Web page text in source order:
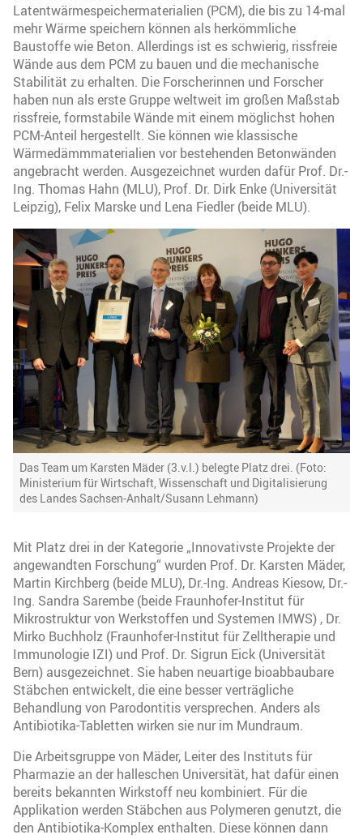
Latentwärmespeichermaterialien (PCM), die bis zu 14-mal
mehr Wärme speichern können als herkömmliche
Baustoffe wie Beton. Allerdings ist es schwierig, rissfreie
Wände aus dem PCM zu bauen und die mechanische
Stabilität zu erhalten. Die Forscherinnen und Forscher
haben nun als erste Gruppe weltweit im großen Maßstab
rissfreie, formstabile Wände mit einem möglichst hohen
PCM-Anteil hergestellt. Sie können wie klassische
Wärmedämmmaterialien vor bestehenden Betonwänden
angebracht werden. Ausgezeichnet wurden dafür Prof. Dr.-
Ing. Thomas Hahn (MLU), Prof. Dr. Dirk Enke (Universität
Leipzig), Felix Marske und Lena Fiedler (beide MLU).
Das Team um Karsten Mäder (3.v.l.) belegte Platz drei. (Foto:
Ministerium für Wirtschaft, Wissenschaft und Digitalisierung
des Landes Sachsen-Anhalt/Susann Lehmann)
Mit Platz drei in der Kategorie „Innovativste Projekte der
angewandten Forschung“ wurden Prof. Dr. Karsten Mäder,
Martin Kirchberg (beide MLU), Dr.-Ing. Andreas Kiesow, Dr.-
Ing. Sandra Sarembe (beide Fraunhofer-Institut für
Mikrostruktur von Werkstoffen und Systemen IMWS) , Dr.
Mirko Buchholz (Fraunhofer-Institut für Zelltherapie und
Immunologie IZI) und Prof. Dr. Sigrun Eick (Universität
Bern) ausgezeichnet. Sie haben neuartige bioabbaubare
Stäbchen entwickelt, die eine besser verträgliche
Behandlung von Parodontitis versprechen. Anders als
Antibiotika-Tabletten wirken sie nur im Mundraum.
Die Arbeitsgruppe von Mäder, Leiter des Instituts für
Pharmazie an der halleschen Universität, hat dafür einen
bereits bekannten Wirkstoff neu kombiniert. Für die
Applikation werden Stäbchen aus Polymeren genutzt, die
den Antibiotika-Komplex enthalten. Diese können dann